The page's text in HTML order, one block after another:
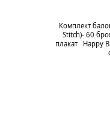
Комплект
Stitch)- 60
плакат Happy